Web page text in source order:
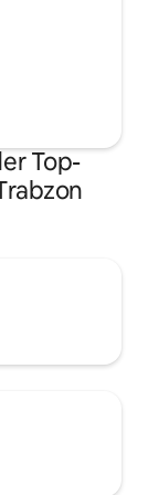
Top-